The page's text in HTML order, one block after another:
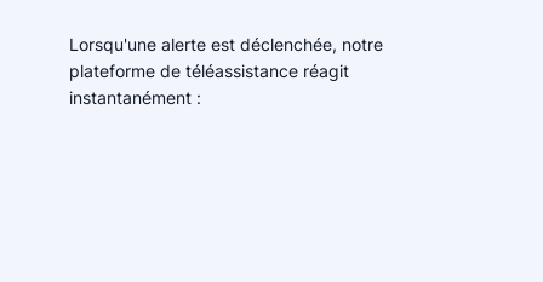
Lorsqu'une alerte est déclenchée, notre
plateforme de téléassistance réagit
instantanément :